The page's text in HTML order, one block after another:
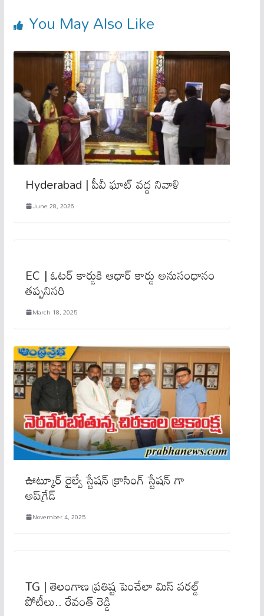
You May Also Like
Hyderabad | పీవీ ఘాట్ వ‌ద్ద నివాళి
June 28, 2026
EC | ఓటర్ కార్డుకి ఆధార్ కార్డు అనుసంధానం
తప్పనిసరి
March 18, 2025
ఊట్కూర్ రైల్వే స్టేషన్ క్రాసింగ్ స్టేషన్ గా
అప్‌గ్రేడ్
November 4, 2025
TG | తెలంగాణ ప్ర‌తిష్ట పెంచేలా మిస్ వ‌ర‌ల్డ్
పోటీలు.. రేవంత్ రెడ్డి